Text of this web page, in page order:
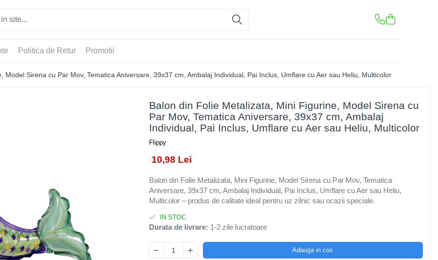
Politica de Retur Promotii
Model Sirena cu Par Mov, Tematica Aniversare, 39x37 cm, Ambalaj Individual, Pai Inclus, Umflare cu Aer sau Heliu, Multicolor
Balon din Folie Metalizata, Mini Figurine, Model Sirena cu
Par Mov, Tematica Aniversare, 39x37 cm, Ambalaj
Individual, Pai Inclus, Umflare cu Aer sau Heliu, Multicolor
Flippy
10,98 Lei
Balon din Folie Metalizata, Mini Figurine, Model Sirena cu Par Mov, Tematica
Aniversare, 39x37 cm, Ambalaj Individual, Pai Inclus, Umflare cu Aer sau Heliu,
Multicolor – produs de calitate ideal pentru uz zilnic sau ocazii speciale.
IN STOC
Durata de livrare: 1-2 zile lucratoare
Adauga in cos